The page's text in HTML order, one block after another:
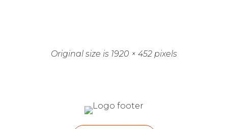
Original size is 1920 × 452 pixels